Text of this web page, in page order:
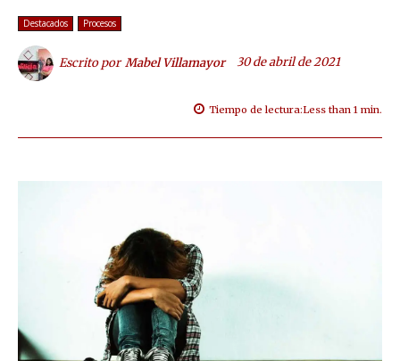
Destacados Procesos
Escrito por Mabel Villamayor 30 de abril de 2021
Tiempo de lectura:Less than 1 min.